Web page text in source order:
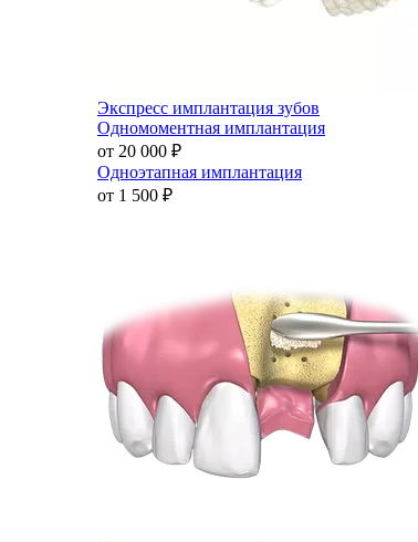
Экспресс имплантация зубов
Одномоментная имплантация
от 20 000 ₽
Одноэтапная имплантация
от 1 500 ₽